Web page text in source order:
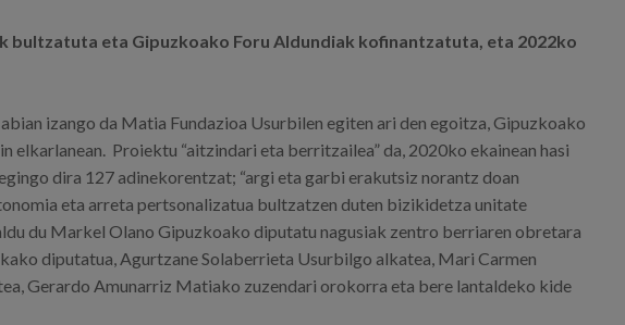
bultzatuta eta Gipuzkoako Foru Aldundiak kofinantzatuta, eta 2022ko
izango da Matia Fundazioa Usurbilen egiten ari den egoitza, Gipuzkoako
elkarlanean. Proiektu “aitzindari eta berritzailea” da, 2020ko ekainean hasi
dira 127 adinekorentzat; “argi eta garbi erakutsiz norantz doan
eta arreta pertsonalizatua bultzatzen duten bizikidetza unitate
du Markel Olano Gipuzkoako diputatu nagusiak zentro berriaren obretara
diputatua, Agurtzane Solaberrieta Usurbilgo alkatea, Mari Carmen
Gerardo Amunarriz Matiako zuzendari orokorra eta bere lantaldeko kide